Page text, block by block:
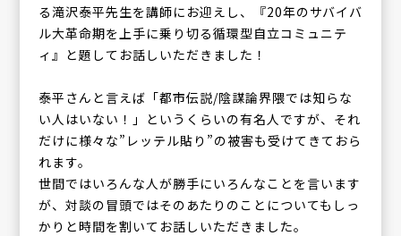
る滝沢泰平先生を講師にお迎えし、『20年のサバイバ
ル大革命期を上手に乗り切る循環型自立コミュニテ
ィ』と題してお話しいただきました！
泰平さんと言えば「都市伝説/陰謀論界隈では知らな
い人はいない！」というくらいの有名人ですが、それ
だけに様々な”レッテル貼り”の被害も受けてきておら
れます。
世間ではいろんな人が勝手にいろんなことを言います
が、対談の冒頭ではそのあたりのことについてもしっ
かりと時間を割いてお話しいただきました。